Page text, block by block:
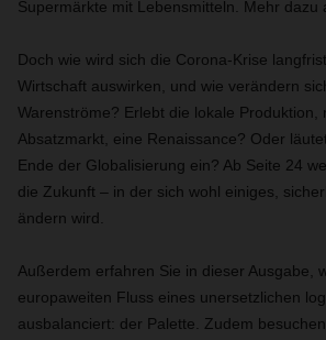
Supermärkte mit Lebensmitteln. Mehr dazu
Doch wie wird sich die Corona-Krise
Wirtschaft auswirken, und wie verändern
Warenströme? Erlebt die lokale Produktion,
Absatzmarkt, eine Renaissance? Oder
Ende der Globalisierung ein? Ab Seite 24
die Zukunft – in der sich wohl einiges,
ändern wird.
Außerdem erfahren Sie in dieser Ausgabe,
europaweiten Fluss eines unersetzlichen
ausbalanciert: der Palette. Zudem